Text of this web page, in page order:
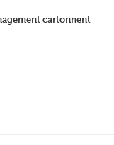
cartonnent